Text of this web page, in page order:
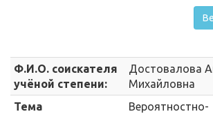
Ф.И.О. соискателя
учёной степени:
Достовалова
Михайловна
Тема
Вероятностно-